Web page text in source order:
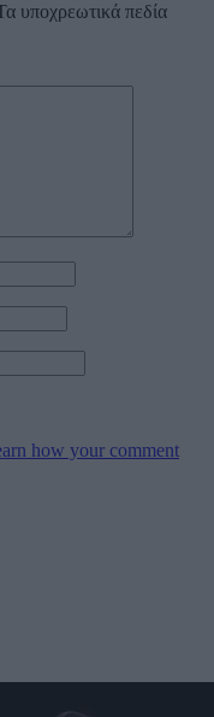
υποχρεωτικά πεδία
how your comment